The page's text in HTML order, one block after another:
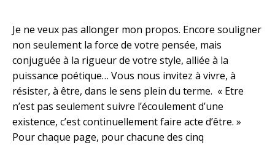
Je ne veux pas allonger mon propos. Encore souligner
non seulement la force de votre pensée, mais
conjuguée à la rigueur de votre style, alliée à la
puissance poétique… Vous nous invitez à vivre, à
résister, à être, dans le sens plein du terme. « Etre
n’est pas seulement suivre l’écoulement d’une
existence, c’est continuellement faire acte d’être. »
Pour chaque page, pour chacune des cinq